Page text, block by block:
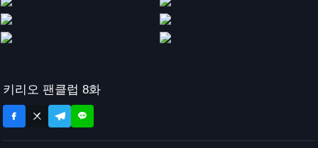
키리오 팬클럽 8화